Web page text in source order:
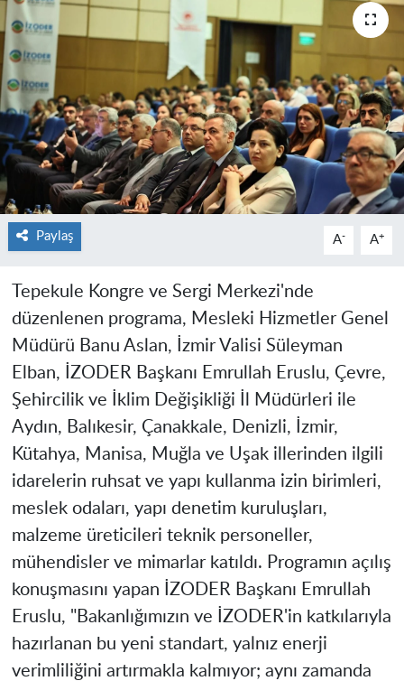
Paylaş A- A+
Tepekule Kongre ve Sergi Merkezi'nde
düzenlenen programa, Mesleki Hizmetler Genel
Müdürü Banu Aslan, İzmir Valisi Süleyman
Elban, İZODER Başkanı Emrullah Eruslu, Çevre,
Şehircilik ve İklim Değişikliği İl Müdürleri ile
Aydın, Balıkesir, Çanakkale, Denizli, İzmir,
Kütahya, Manisa, Muğla ve Uşak illerinden ilgili
idarelerin ruhsat ve yapı kullanma izin birimleri,
meslek odaları, yapı denetim kuruluşları,
malzeme üreticileri teknik personeller,
mühendisler ve mimarlar katıldı. Programın açılış
konuşmasını yapan İZODER Başkanı Emrullah
Eruslu, "Bakanlığımızın ve İZODER'in katkılarıyla
hazırlanan bu yeni standart, yalnız enerji
verimliliğini artırmakla kalmıyor; aynı zamanda